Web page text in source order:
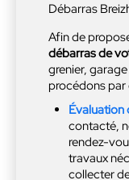
Débarras
Afin de
débarras de
grenier,
procédons par
contacté,
rendez-
travaux
collecter